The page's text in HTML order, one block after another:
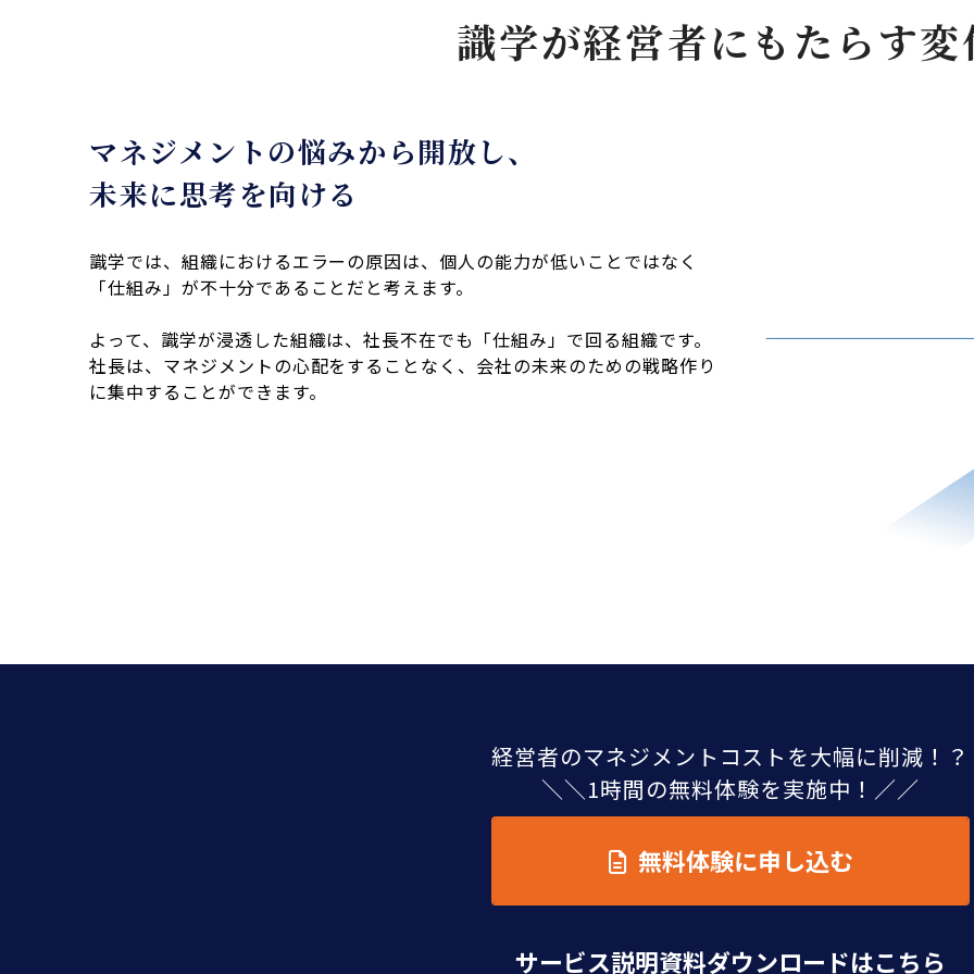
識学が経営者にもたらす変
マネジメントの悩みから開放し、
未来に思考を向ける
識学では、組織におけるエラーの原因は、個人の能力が低いことではなく
「仕組み」が不十分であることだと考えます。
よって、識学が浸透した組織は、社長不在でも「仕組み」で回る組織です。
社長は、マネジメントの心配をすることなく、会社の未来のための戦略作り
に集中することができます。
経営者のマネジメントコストを大幅に削減！？
＼＼1時間の無料体験を実施中！／／
無料体験に申し込む
サービス説明資料ダウンロードはこちら